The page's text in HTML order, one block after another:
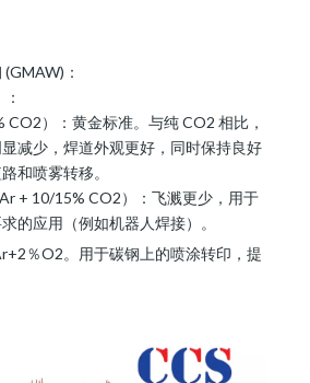
：
CO2）：黄金标准。与纯 CO2 相比，
减少，焊道外观更好，同时保持良好
和喷雾转移。
+ 10/15% CO2）：飞溅更少，用于
的应用（例如机器人焊接）。
％O2。用于碳钢上的喷涂转印，提